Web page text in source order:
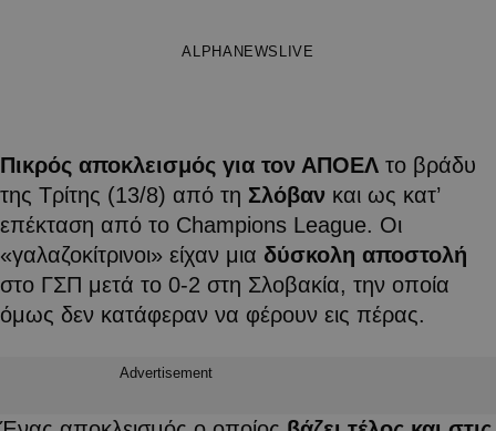
ALPHANEWSLIVE
Πικρός αποκλεισμός για τον ΑΠΟΕΛ το βράδυ
της Τρίτης (13/8) από τη Σλόβαν και ως κατ’
επέκταση από το Champions League. Οι
«γαλαζοκίτρινοι» είχαν μια δύσκολη αποστολή
στο ΓΣΠ μετά το 0-2 στη Σλοβακία, την οποία
όμως δεν κατάφεραν να φέρουν εις πέρας.
Advertisement